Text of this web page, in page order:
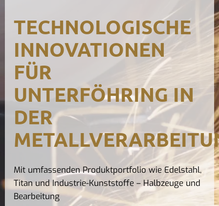
TECHNOLOGISCHE
INNOVATIONEN
FÜR
UNTERFÖHRING IN
DER
Mit umfassenden Produktportfolio wie Edelstahl,
Titan und Industrie-Kunststoffe – Halbzeuge und
Bearbeitung